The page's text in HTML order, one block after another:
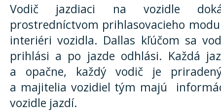
Vodič jazdiaci na vozidle
prostredníctvom prihlasovacieho
interiéri vozidla. Dallas kľúčom sa
prihlási a po jazde odhlási. Každá
a opačne, každý vodič je
a majitelia vozidiel tým majú
vozidle jazdí.